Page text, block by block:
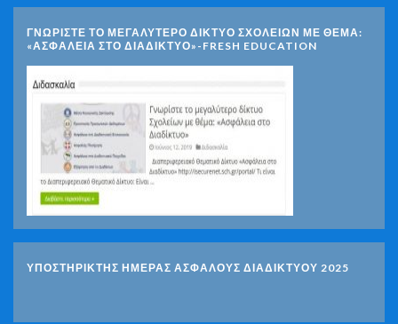
ΓΝΩΡΊΣΤΕ ΤΟ ΜΕΓΑΛΎΤΕΡΟ ΔΊΚΤΥΟ ΣΧΟΛΕΊΩΝ ΜΕ ΘΈΜΑ:
«ΑΣΦΆΛΕΙΑ ΣΤΟ ΔΙΑΔΊΚΤΥΟ»-FRESH EDUCATION
ΥΠΟΣΤΗΡΙΚΤΗΣ ΗΜΕΡΑΣ ΑΣΦΑΛΟΥΣ ΔΙΑΔΙΚΤΥΟΥ 2025